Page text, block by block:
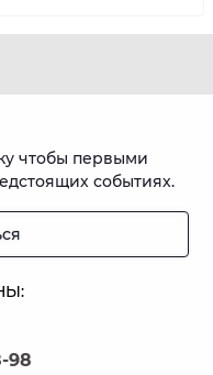
98
чтобы первыми
событиях.